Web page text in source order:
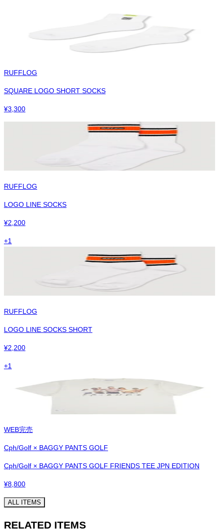
RUFFLOG
SQUARE LOGO SHORT SOCKS
¥3,300
RUFFLOG
LOGO LINE SOCKS
¥2,200
+1
RUFFLOG
LOGO LINE SOCKS SHORT
¥2,200
+1
WEB完売
Cph/Golf × BAGGY PANTS GOLF
Cph/Golf × BAGGY PANTS GOLF FRIENDS TEE JPN EDITION
¥8,800
ALL ITEMS
RELATED ITEMS